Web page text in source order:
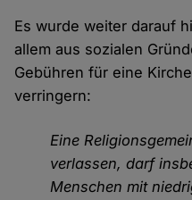
Es wurde weiter darauf
allem aus sozialen
Gebühren für eine
verringern:
Eine
verlassen, darf
Menschen mit